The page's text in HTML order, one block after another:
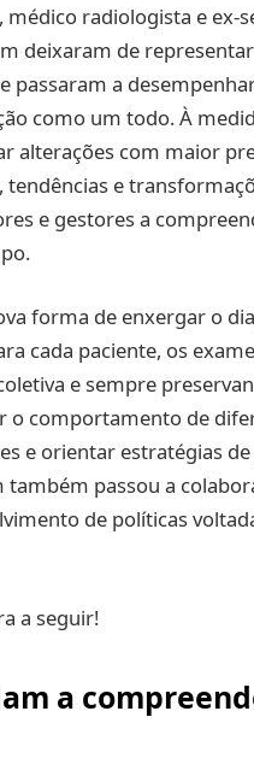
médico radiologista e ex-
deixaram de
passaram a
como um todo. À
alterações com maior
e
e gestores a
forma de enxergar o
cada paciente, os
e sempre
o comportamento de
e orientar estratégias
passou a
de políticas
a seguir!
a